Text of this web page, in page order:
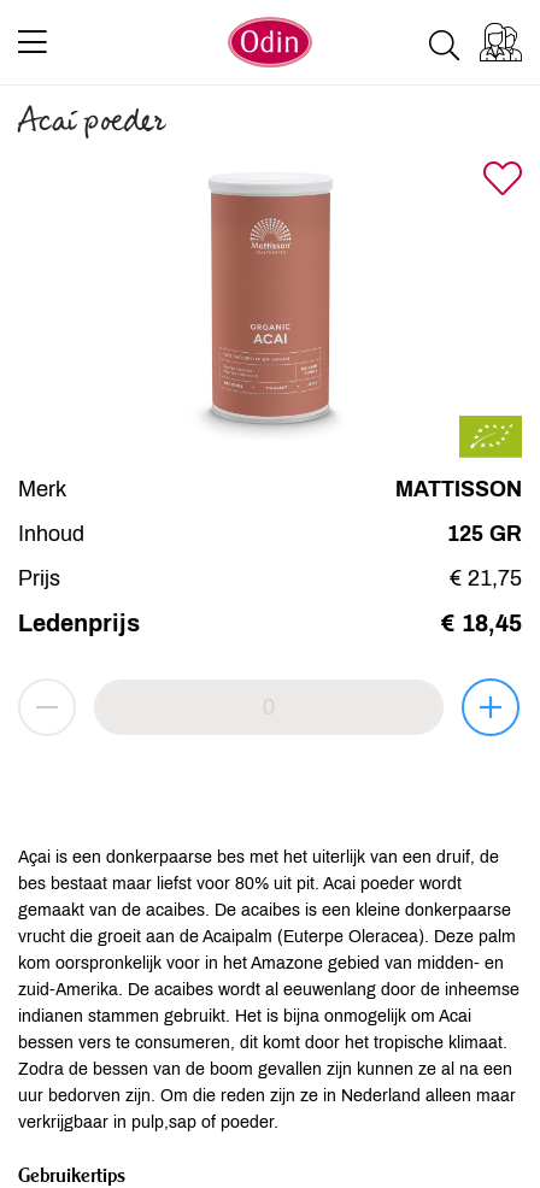
Acai poeder
Merk
MATTISSON
Inhoud
125 GR
Prijs
€ 21,75
Ledenprijs € 18,45
Açai is een donkerpaarse bes met het uiterlijk van een druif, de
bes bestaat maar liefst voor 80% uit pit. Acai poeder wordt
gemaakt van de acaibes. De acaibes is een kleine donkerpaarse
vrucht die groeit aan de Acaipalm (Euterpe Oleracea). Deze palm
kom oorspronkelijk voor in het Amazone gebied van midden- en
zuid-Amerika. De acaibes wordt al eeuwenlang door de inheemse
indianen stammen gebruikt. Het is bijna onmogelijk om Acai
bessen vers te consumeren, dit komt door het tropische klimaat.
Zodra de bessen van de boom gevallen zijn kunnen ze al na een
uur bedorven zijn. Om die reden zijn ze in Nederland alleen maar
verkrijgbaar in pulp,sap of poeder.
Gebruikertips